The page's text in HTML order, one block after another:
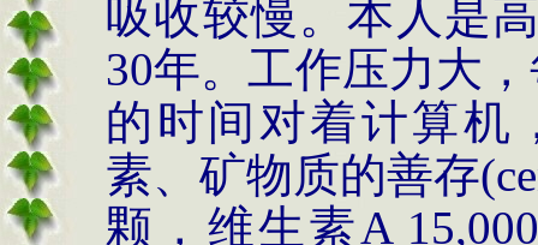
吸收较慢。本人是
30年。工作压力大
的时间对着计算机
素、矿物质的善存
颗，维生素A